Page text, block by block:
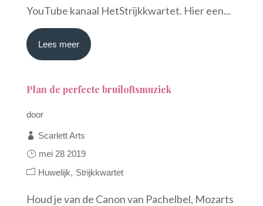
YouTube kanaal HetStrijkkwartet. Hier een...
Lees meer
Plan de perfecte bruiloftsmuziek
door
Scarlett Arts
mei 28 2019
Huwelijk
Strijkkwartet
Houd je van de Canon van Pachelbel, Mozarts